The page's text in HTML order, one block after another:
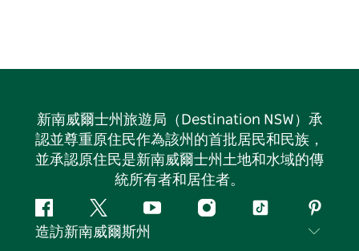
新南威爾士州旅遊局（Destination NSW）承
認並尊重原住民作為該州的首批居民和民族，
並承認原住民是新南威爾士州土地和水域的傳
統所有者和居住者。
Facebook嘰
嘰
Youtube Instagram
抖
造訪新南威爾斯州